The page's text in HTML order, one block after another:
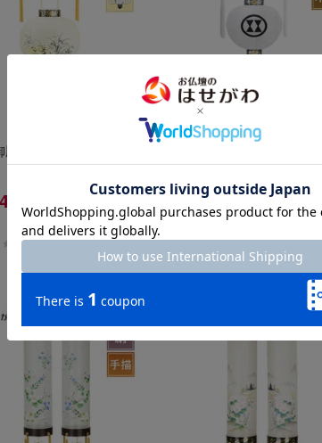
殿丸 特三丸 絵入
円（税込）
0.0(0 件)
37,400 円（税込）
0.0(0 件)